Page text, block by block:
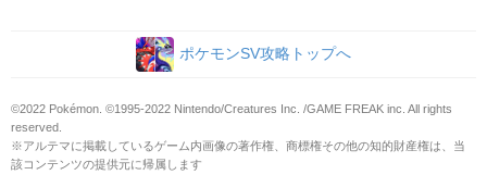
ポケモンSV攻略トップへ
©2022 Pokémon. ©1995-2022 Nintendo/Creatures Inc. /GAME FREAK inc. All rights
reserved.
※アルテマに掲載しているゲーム内画像の著作権、商標権その他の知的財産権は、当
該コンテンツの提供元に帰属します